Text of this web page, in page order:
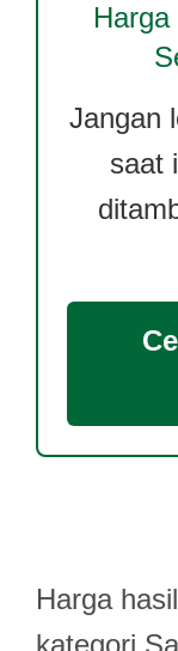
Harga
Jangan
saat
Harga
kategori